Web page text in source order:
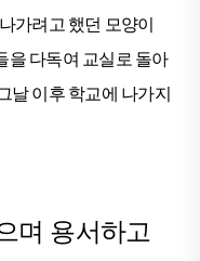
가려고 했던 모양이
을 다독여 교실로 돌아
날 이후 학교에 나가지
며 용서하고